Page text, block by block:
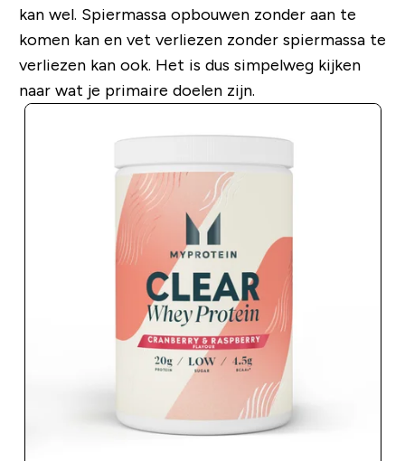
kan wel. Spiermassa opbouwen zonder aan te
komen kan en vet verliezen zonder spiermassa te
verliezen kan ook. Het is dus simpelweg kijken
naar wat je primaire doelen zijn.